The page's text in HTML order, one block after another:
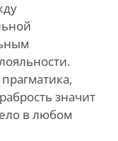
значит
в любом